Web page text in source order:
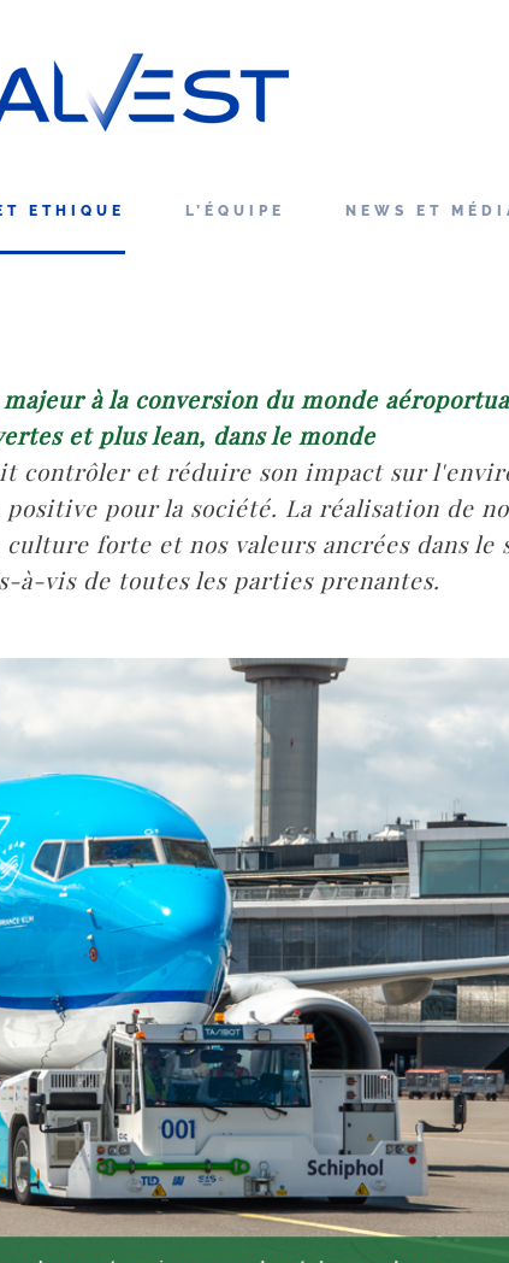
ETHIQUE L’ÉQUIPE NEWS ET
à la conversion du monde
et plus lean, dans le monde
contrôler et réduire son impact sur
pour la société. La réalisation de
forte et nos valeurs ancrées dans le
vis de toutes les parties prenantes.